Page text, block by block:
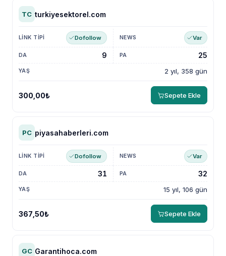
TC turkiyesektorel.com
Dofollow Var
2 yıl, 358 gün
9 25
300,00₺ Sepete Ekle
PC piyasahaberleri.com
Dofollow Var
15 yıl, 106 gün
31 32
367,50₺ Sepete Ekle
GC Garantihoca.com